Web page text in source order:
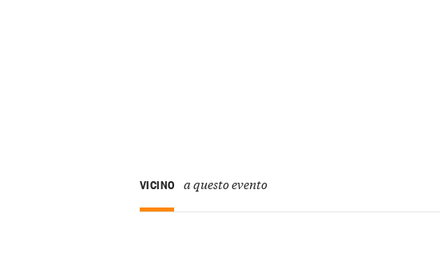
VICINO a questo evento